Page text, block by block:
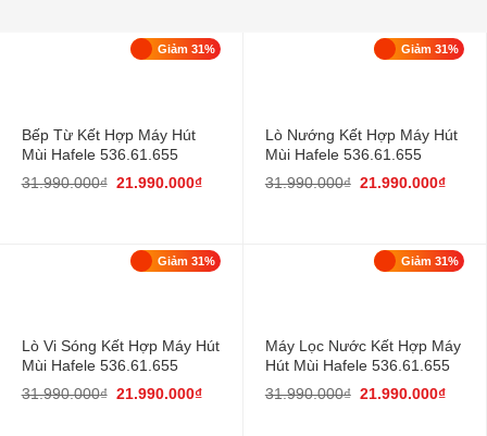
Giảm 31%
Bếp Từ Kết Hợp Máy Hút
Mùi Hafele 536.61.655
31.990.000₫ 21.990.000₫
Giảm 31%
Lò Nướng Kết Hợp Máy Hút
Mùi Hafele 536.61.655
31.990.000₫ 21.990.000₫
Giảm 31%
Lò Vi Sóng Kết Hợp Máy Hút
Mùi Hafele 536.61.655
31.990.000₫ 21.990.000₫
Giảm 31%
Máy Lọc Nước Kết Hợp Máy
Hút Mùi Hafele 536.61.655
31.990.000₫ 21.990.000₫